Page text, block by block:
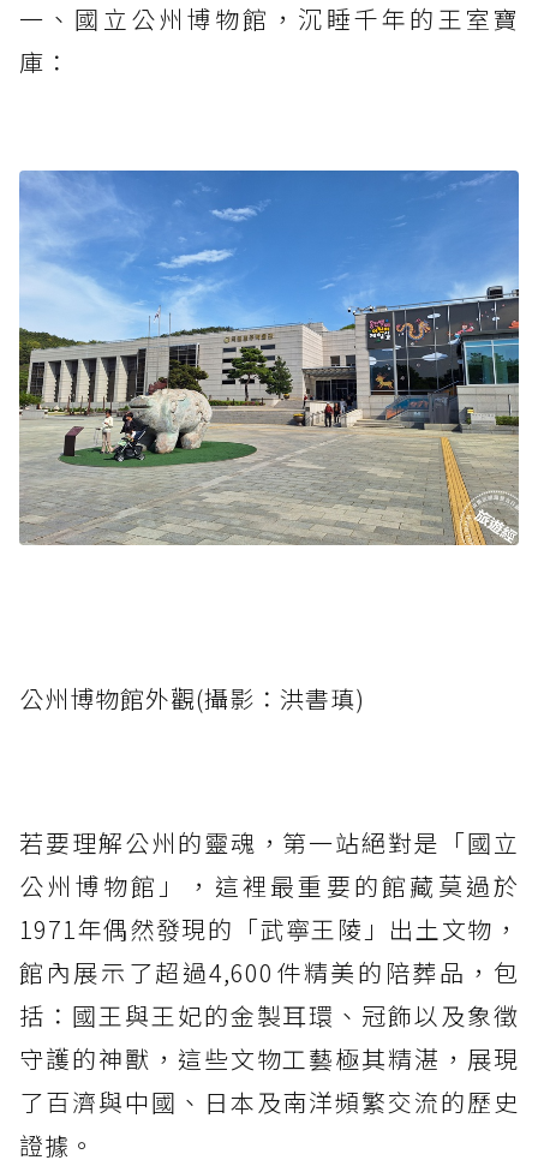
一、國立公州博物館，沉睡千年的王室寶
庫：
公州博物館外觀(攝影：洪書瑱)
若要理解公州的靈魂，第一站絕對是「國立
公州博物館」，這裡最重要的館藏莫過於
1971年偶然發現的「武寧王陵」出土文物，
館內展示了超過4,600件精美的陪葬品，包
括：國王與王妃的金製耳環、冠飾以及象徵
守護的神獸，這些文物工藝極其精湛，展現
了百濟與中國、日本及南洋頻繁交流的歷史
證據。